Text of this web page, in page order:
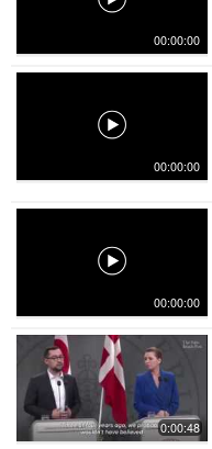
00:00:00
00:00:00
00:00:00
0:00:48